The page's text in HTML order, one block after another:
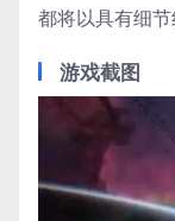
都将以具有细节
游戏截图